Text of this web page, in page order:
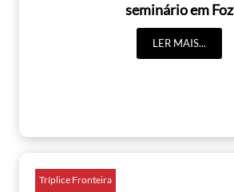
seminário em Foz
LER MAIS...
Tríplice Fronteira